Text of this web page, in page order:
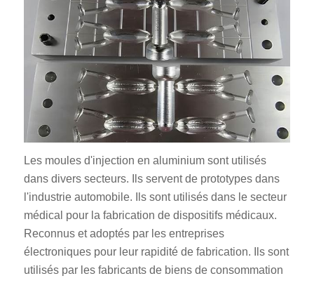
Les moules d'injection en aluminium sont utilisés
dans divers secteurs. Ils servent de prototypes dans
l'industrie automobile. Ils sont utilisés dans le secteur
médical pour la fabrication de dispositifs médicaux.
Reconnus et adoptés par les entreprises
électroniques pour leur rapidité de fabrication. Ils sont
utilisés par les fabricants de biens de consommation
DA
NB
EL
SV
ES_MX